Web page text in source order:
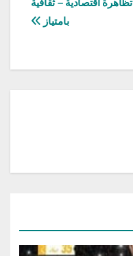
تظاهرة اقتصادية – ثقافية
بامتياز